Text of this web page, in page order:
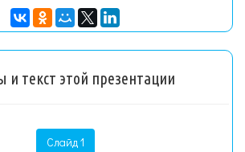
и текст этой презентации
Слайд 1